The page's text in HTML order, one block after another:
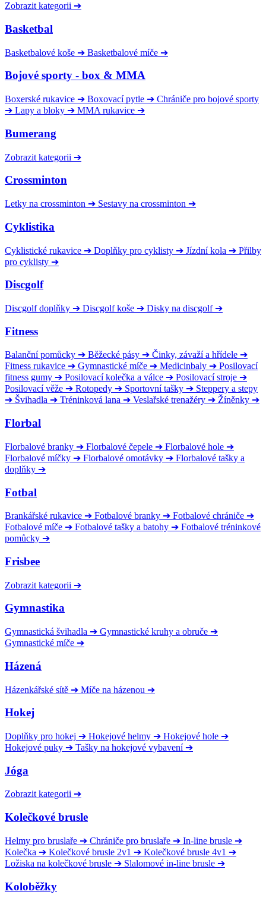
Zobrazit kategorii ➔
Basketbal
Basketbalové koše ➔ Basketbalové míče ➔
Bojové sporty - box & MMA
Boxerské rukavice ➔ Boxovací pytle ➔ Chrániče pro bojové sporty
➔ Lapy a bloky ➔ MMA rukavice ➔
Bumerang
Zobrazit kategorii ➔
Crossminton
Letky na crossminton ➔ Sestavy na crossminton ➔
Cyklistika
Cyklistické rukavice ➔ Doplňky pro cyklisty ➔ Jízdní kola ➔ Přilby
pro cyklisty ➔
Discgolf
Discgolf doplňky ➔ Discgolf koše ➔ Disky na discgolf ➔
Fitness
Balanční pomůcky ➔ Běžecké pásy ➔ Činky, závaží a hřídele ➔
Fitness rukavice ➔ Gymnastické míče ➔ Medicinbaly ➔ Posilovací
fitness gumy ➔ Posilovací kolečka a válce ➔ Posilovací stroje ➔
Posilovací věže ➔ Rotopedy ➔ Sportovní tašky ➔ Steppery a stepy
➔ Švihadla ➔ Tréninková lana ➔ Veslařské trenažéry ➔ Žíněnky ➔
Florbal
Florbalové branky ➔ Florbalové čepele ➔ Florbalové hole ➔
Florbalové míčky ➔ Florbalové omotávky ➔ Florbalové tašky a
doplňky ➔
Fotbal
Brankářské rukavice ➔ Fotbalové branky ➔ Fotbalové chrániče ➔
Fotbalové míče ➔ Fotbalové tašky a batohy ➔ Fotbalové tréninkové
pomůcky ➔
Frisbee
Zobrazit kategorii ➔
Gymnastika
Gymnastická švihadla ➔ Gymnastické kruhy a obruče ➔
Gymnastické míče ➔
Házená
Házenkářské sítě ➔ Míče na házenou ➔
Hokej
Doplňky pro hokej ➔ Hokejové helmy ➔ Hokejové hole ➔
Hokejové puky ➔ Tašky na hokejové vybavení ➔
Jóga
Zobrazit kategorii ➔
Kolečkové brusle
Helmy pro bruslaře ➔ Chrániče pro bruslaře ➔ In-line brusle ➔
Kolečka ➔ Kolečkové brusle 2v1 ➔ Kolečkové brusle 4v1 ➔
Ložiska na kolečkové brusle ➔ Slalomové in-line brusle ➔
Koloběžky